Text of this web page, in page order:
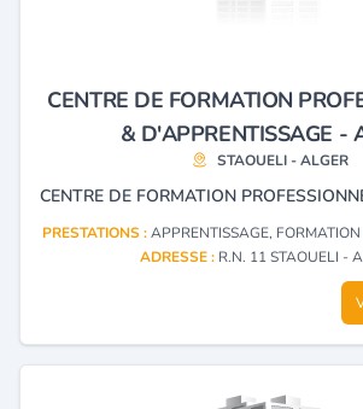
CENTRE DE FORMATION
& D'APPRENTISSAGE -
STAOUELI - ALGER
PRESTATIONS :APPRENTISSAGE,
ADRESSE : R.N. 11 STAOUELI -